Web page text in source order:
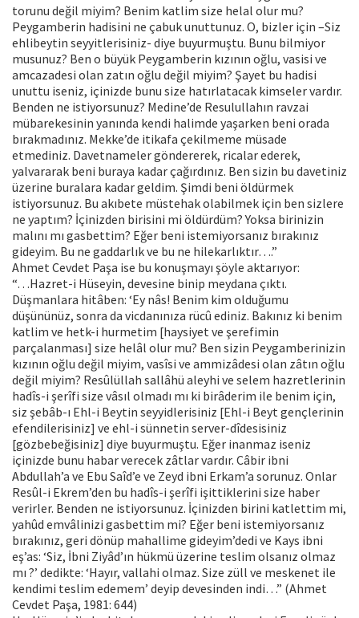
torunu değil miyim? Benim katlim size helal olur mu?
Peygamberin hadisini ne çabuk unuttunuz. O, bizler için –Siz
ehlibeytin seyyitlerisiniz- diye buyurmuştu. Bunu bilmiyor
musunuz? Ben o büyük Peygamberin kızının oğlu, vasisi ve
amcazadesi olan zatın oğlu değil miyim? Şayet bu hadisi
unuttu iseniz, içinizde bunu size hatırlatacak kimseler vardır.
Benden ne istiyorsunuz? Medine’de Resulullahın ravzai
mübarekesinin yanında kendi halimde yaşarken beni orada
bırakmadınız. Mekke’de itikafa çekilmeme müsade
etmediniz. Davetnameler göndererek, ricalar ederek,
yalvararak beni buraya kadar çağırdınız. Ben sizin bu davetiniz
üzerine buralara kadar geldim. Şimdi beni öldürmek
istiyorsunuz. Bu akıbete müstehak olabilmek için ben sizlere
ne yaptım? İçinizden birisini mi öldürdüm? Yoksa birinizin
malını mı gasbettim? Eğer beni istemiyorsanız bırakınız
gideyim. Bu ne gaddarlık ve bu ne hilekarlıktır….”
Ahmet Cevdet Paşa ise bu konuşmayı şöyle aktarıyor:
“…Hazret-i Hüseyin, devesine binip meydana çıktı.
Düşmanlara hitâben: ‘Ey nâs! Benim kim olduğumu
düşününüz, sonra da vicdanınıza rücû ediniz. Bakınız ki benim
katlim ve hetk-i hurmetim [haysiyet ve şerefimin
parçalanması] size helâl olur mu? Ben sizin Peygamberinizin
kızının oğlu değil miyim, vasîsi ve ammizâdesi olan zâtın oğlu
değil miyim? Resûlüllah sallâhü aleyhi ve selem hazretlerinin
hadîs-i şerîfi size vâsıl olmadı mı ki birâderim ile benim için,
siz şebâb-ı Ehl-i Beytin seyyidlerisiniz [Ehl-i Beyt gençlerinin
efendilerisiniz] ve ehl-i sünnetin server-dîdesisiniz
[gözbebeğisiniz] diye buyurmuştu. Eğer inanmaz iseniz
içinizde bunu habar verecek zâtlar vardır. Câbir ibni
Abdullah’a ve Ebu Saîd’e ve Zeyd ibni Erkam’a sorunuz. Onlar
Resûl-i Ekrem’den bu hadîs-i şerîfi işittiklerini size haber
verirler. Benden ne istiyorsunuz. İçinizden birini katlettim mi,
yahûd emvâlinizi gasbettim mi? Eğer beni istemiyorsanız
bırakınız, geri dönüp mahallime gideyim’dedi ve Kays ibni
eş’as: ‘Siz, İbni Ziyâd’ın hükmü üzerine teslim olsanız olmaz
mı ?’ dedikte: ‘Hayır, vallahi olmaz. Size züll ve meskenet ile
kendimi teslim edemem’ deyip devesinden indi…” (Ahmet
Cevdet Paşa, 1981: 644)